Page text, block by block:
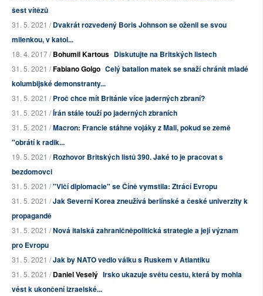
šest vítězů
31. 5. 2021 /Dvakrát rozvedený Boris Johnson se oženil se svou
milenkou, v katol...
18. 4. 2017 /Bohumil Kartous Diskutujte na Britských listech
31. 5. 2021 /Fabiano Golgo Celý batalion matek se snaží chránit mladé
kolumbijské demonstranty...
31. 5. 2021 /Proč chce mít Británie více jaderných zbraní?
31. 5. 2021 /Írán stále touží po jaderných zbraních
31. 5. 2021 /Macron: Francie stáhne vojáky z Mali, pokud se země
"obrátí k radik...
19. 5. 2021 /Rozhovor Britských listů 390. Jaké to je pracovat s
bezdomovci
31. 5. 2021 /"Vlčí diplomacie" se Číně vymstila: Ztrácí Evropu
31. 5. 2021 /Jak Severní Korea zneužívá berlínské a české univerzity k
propagandě
31. 5. 2021 /Nová italská zahraničněpolitická strategie a její význam
pro Evropu
31. 5. 2021 /Jak by NATO vedlo válku s Ruskem v Atlantiku
31. 5. 2021 /Daniel Veselý Irsko ukazuje světu cestu, která by mohla
vést k ukončení izraelské...